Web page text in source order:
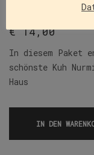
978-3-9912-
€14,00
In diesem Paket
schönste Kuh
Haus
IN DEN